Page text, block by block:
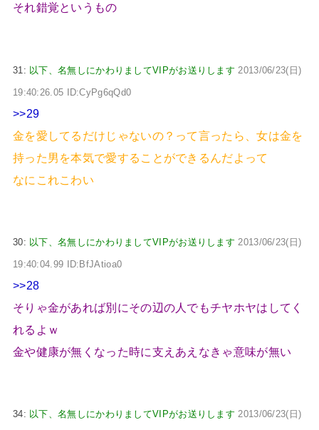
それ錯覚というもの
31: 以下、名無しにかわりましてVIPがお送りします 2013/06/23(日)
19:40:26.05 ID:CyPg6qQd0
>>29
金を愛してるだけじゃないの？って言ったら、女は金を
持った男を本気で愛することができるんだよって
なにこれこわい
30: 以下、名無しにかわりましてVIPがお送りします 2013/06/23(日)
19:40:04.99 ID:BfJAtioa0
>>28
そりゃ金があれば別にその辺の人でもチヤホヤはしてく
れるよｗ
金や健康が無くなった時に支えあえなきゃ意味が無い
34: 以下、名無しにかわりましてVIPがお送りします 2013/06/23(日)